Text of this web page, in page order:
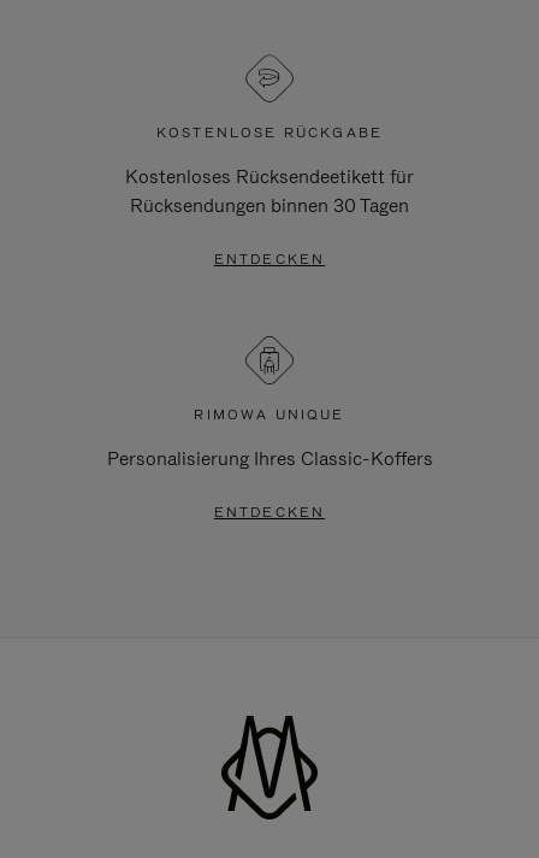
KOSTENLOSE RÜCKGABE
Kostenloses Rücksendeetikett für
Rücksendungen binnen 30 Tagen
ENTDECKEN
RIMOWA UNIQUE
Personalisierung Ihres Classic-Koffers
ENTDECKEN